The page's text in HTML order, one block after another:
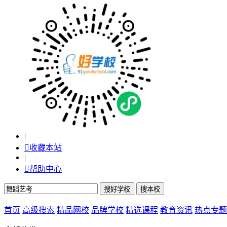
|
收藏本站
|
帮助中心
首页 高级搜索 精品网校 品牌学校 精选课程 教育资讯 热点专题